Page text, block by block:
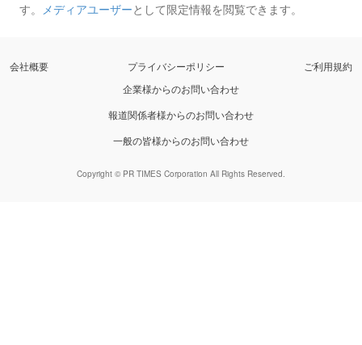
す。 メディアユーザーとして限定情報を閲覧できます。
会社概要 プライバシーポリシー
ご利用規約
企業様からのお問い合わせ
報道関係者様からのお問い合わせ
一般の皆様からのお問い合わせ
Copyright © PR TIMES Corporation All Rights Reserved.